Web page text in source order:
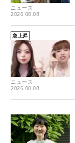
ニュース
2026.08.08
急上昇
ニュース
2026.08.08